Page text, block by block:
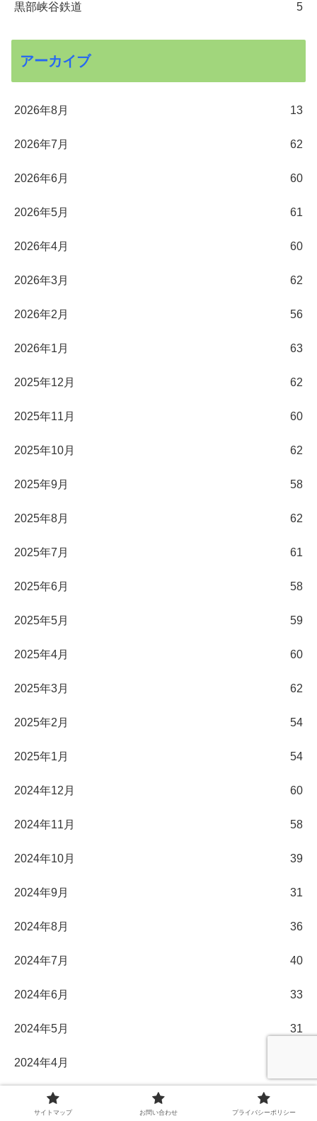
黒部峡谷鉄道 5
アーカイブ
2026年8月 13
2026年7月 62
2026年6月 60
2026年5月 61
2026年4月 60
2026年3月 62
2026年2月 56
2026年1月 63
2025年12月 62
2025年11月 60
2025年10月 62
2025年9月 58
2025年8月 62
2025年7月 61
2025年6月 58
2025年5月 59
2025年4月 60
2025年3月 62
2025年2月 54
2025年1月 54
2024年12月 60
2024年11月 58
2024年10月 39
2024年9月 31
2024年8月 36
2024年7月 40
2024年6月 33
2024年5月 31
2024年4月
2024年3月
サイトマップ お問い合わせ プライバシーポリシー